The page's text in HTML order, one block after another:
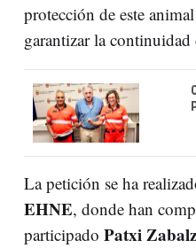
protección de este
garantizar la continuidad
La petición se ha
EHNE, donde han
participado Patxi